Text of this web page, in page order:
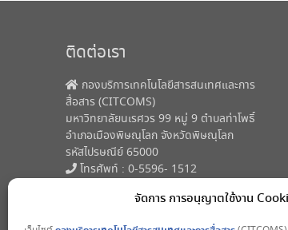
จัดการ การอนุญาตใช้งาน
ติดต่อเรา
กองบริการเทคโนโลยีสารสนเทศและการ
สื่อสาร (CITCOMS)
มหาวิทยาลัยนเรศวร 99 หมู่ 9 ตำบลท่าโพธิ์
อำเภอเมืองพิษณุโลก จังหวัดพิษณุโลก
รหัสไปรษณีย์ 65000
โทรศัพท์ : 0-5596- 1512